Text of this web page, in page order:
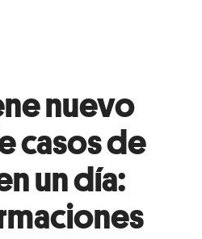
nuevo
casos de
un día: